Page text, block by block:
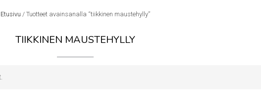
Etusivu / Tuotteet avainsanalla “tiikkinen maustehylly”
TIIKKINEN MAUSTEHYLLY